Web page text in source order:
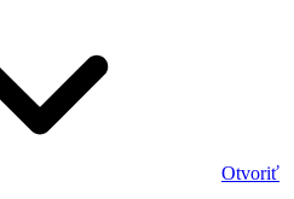
Otvoriť